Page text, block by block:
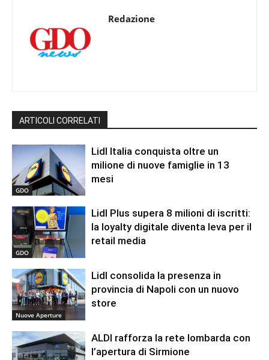
Redazione
ARTICOLI CORRELATI
GDO
Lidl Italia conquista oltre un
milione di nuove famiglie in 13
mesi
GDO
Lidl Plus supera 8 milioni di iscritti:
la loyalty digitale diventa leva per il
retail media
Nuove Aperture
Lidl consolida la presenza in
provincia di Napoli con un nuovo
store
ALDI rafforza la rete lombarda con
l’apertura di Sirmione